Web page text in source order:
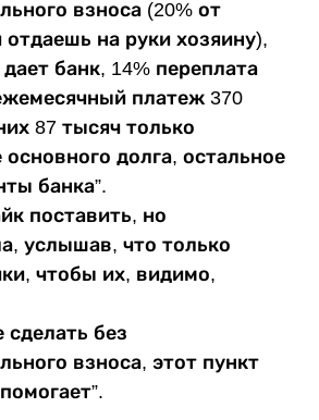
взноса (20% от
отдаешь на руки хозяину),
банк, 14% переплата
платеж 370
87 тысяч только
долга, остальное
банка”.
поставить, но
услышав, что только
чтобы их, видимо,
сделать без
взноса, этот пункт